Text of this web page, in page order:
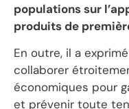
populations sur
produits de
En outre, il a
collaborer
économiques pour
et prévenir toute